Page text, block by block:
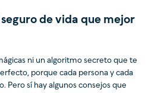
de vida que mejor
ni un algoritmo secreto que te
porque cada persona y cada
Pero sí hay algunos consejos que